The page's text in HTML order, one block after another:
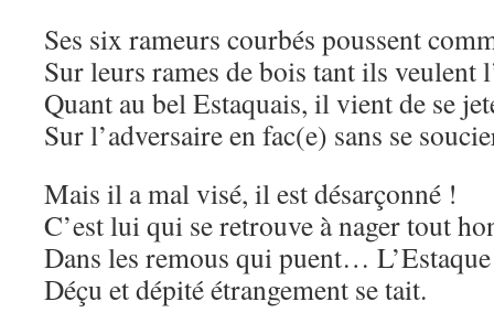
Ses six rameurs courbés poussent
Sur leurs rames de bois tant ils veulent
Quant au bel Estaquais, il vient de se
Sur l’adversaire en fac(e) sans se
Mais il a mal visé, il est désarçonné !
C’est lui qui se retrouve à nager tout
Dans les remous qui puent…
Déçu et dépité étrangement se tait.